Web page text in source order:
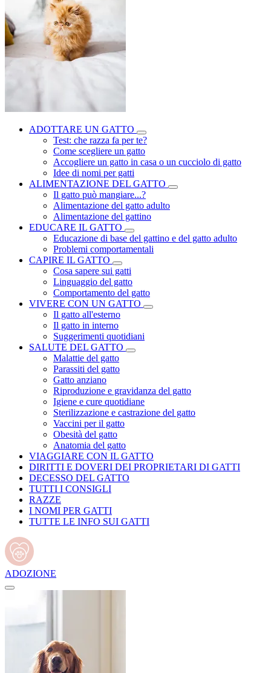
ADOTTARE UN GATTO
Test: che razza fa per te?
Come scegliere un gatto
Accogliere un gatto in casa o un cucciolo di gatto
Idee di nomi per gatti
ALIMENTAZIONE DEL GATTO
Il gatto può mangiare...?
Alimentazione del gatto adulto
Alimentazione del gattino
EDUCARE IL GATTO
Educazione di base del gattino e del gatto adulto
Problemi comportamentali
CAPIRE IL GATTO
Cosa sapere sui gatti
Linguaggio del gatto
Comportamento del gatto
VIVERE CON UN GATTO
Il gatto all'esterno
Il gatto in interno
Suggerimenti quotidiani
SALUTE DEL GATTO
Malattie del gatto
Parassiti del gatto
Gatto anziano
Riproduzione e gravidanza del gatto
Igiene e cure quotidiane
Sterilizzazione e castrazione del gatto
Vaccini per il gatto
Obesità del gatto
Anatomia del gatto
VIAGGIARE CON IL GATTO
DIRITTI E DOVERI DEI PROPRIETARI DI GATTI
DECESSO DEL GATTO
TUTTI I CONSIGLI
RAZZE
I NOMI PER GATTI
TUTTE LE INFO SUI GATTI
ADOZIONE